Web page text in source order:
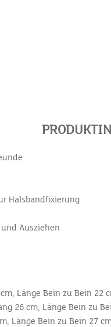
Halsbandfixierung
Ausziehen
Länge Bein zu Bein 22
26 cm, Länge Bein zu
Länge Bein zu Bein 27